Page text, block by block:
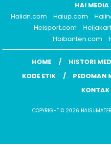
HAI
Haiidn.com
Haiup.com
Heisport.com
Haibanten.com
HOME HISTORI
KODE ETIK
PEDOMAN
COPYRIGHT © 2026